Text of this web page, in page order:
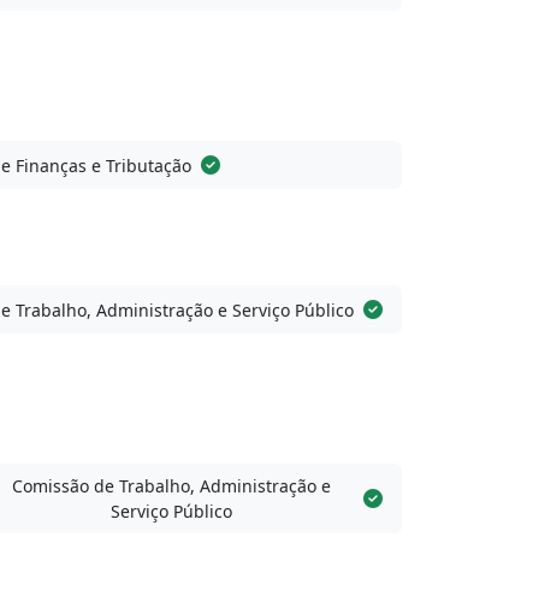
Finanças e Tributação
Trabalho, Administração e Serviço Público
Comissão de Trabalho, Administração e
Serviço Público